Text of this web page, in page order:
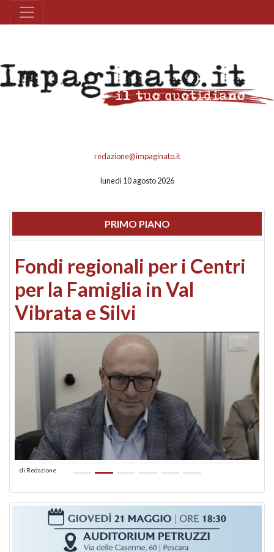
redazione@impaginato.it
lunedì 10 agosto 2026
PRIMO PIANO
Fondi regionali per i Centri
per la Famiglia in Val
Vibrata e Silvi
di Redazione